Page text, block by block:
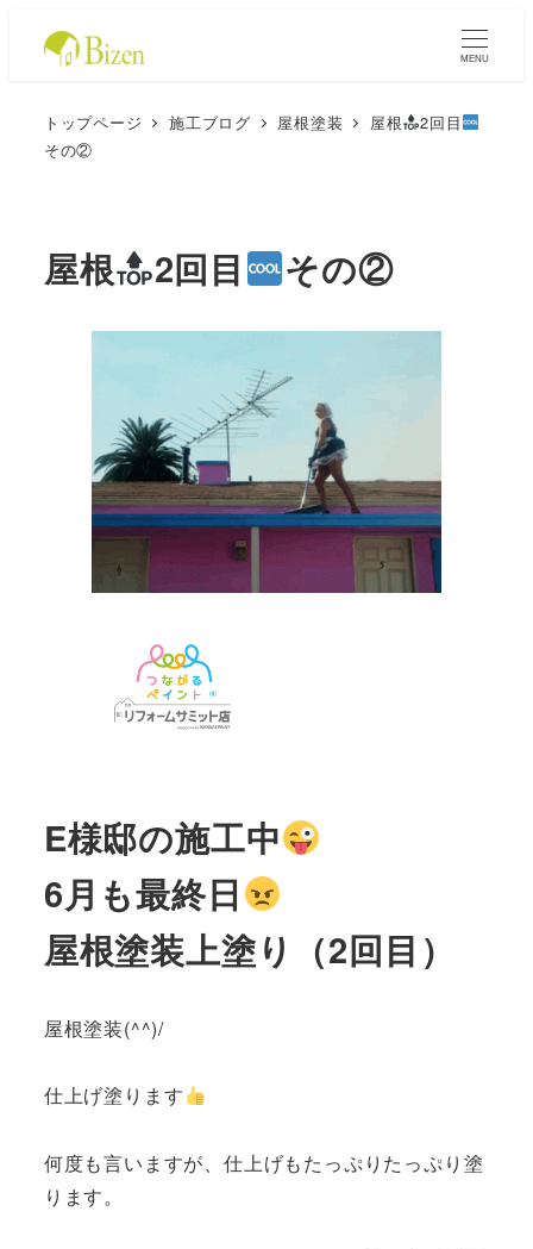
MENU
トップページ 施工ブログ 屋根塗装 屋根
2回目
その②
屋根 2回目 その②
E様邸の施工中
6月も最終日
屋根塗装上塗り（2回目）
屋根塗装(^^)/
仕上げ塗ります
何度も言いますが、仕上げもたっぷりたっぷり塗
ります。